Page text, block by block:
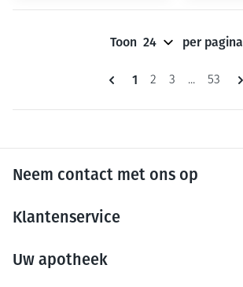
Pagina's
U lees momenteel
1 Pagina
2 Pagina
3 ... Pagina
53
Toon per pagina
Neem contact met ons op
Klantenservice
Uw apotheek